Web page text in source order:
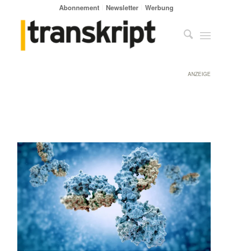
Abonnement Newsletter Werbung
ANZEIGE